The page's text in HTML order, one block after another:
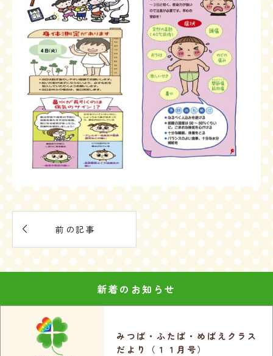
 前の記事
新着のお知らせ
みつば・ふたば・めばえクラス
だより（１１月号）